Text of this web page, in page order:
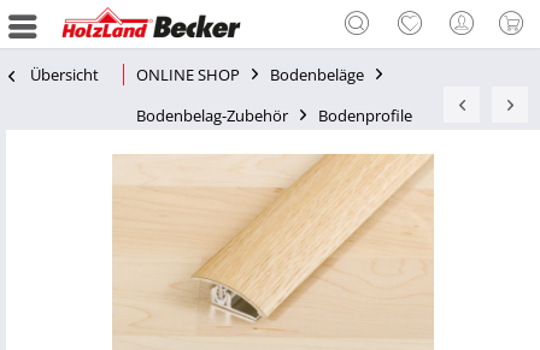
Übersicht ONLINE SHOP
Bodenbeläge
Bodenbelag-Zubehör
Bodenprofile